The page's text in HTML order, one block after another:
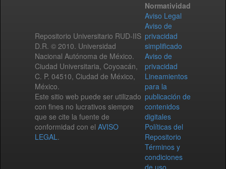
Repositorio Universitario RUD-IIS
D.R. © 2010. Universidad
Nacional Autónoma de México.
Ciudad Universitaria, Coyoacán,
C. P. 04510, Ciudad de México,
México.
Este sitio web puede ser utilizado
con fines no lucrativos siempre
que se cite la fuente de
conformidad con el AVISO
LEGAL.
Normatividad
Aviso Legal
Aviso de
privacidad
simplificado
Aviso de
privacidad
Lineamientos
para la
publicación de
contenidos
digitales
Políticas del
Repositorio
Términos y
condiciones
de uso